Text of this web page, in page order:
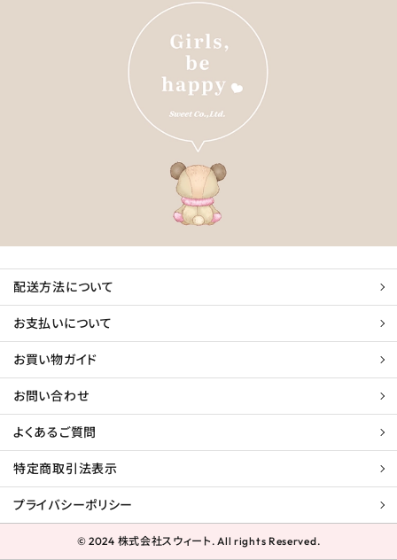
配送方法について
お支払いについて
お買い物ガイド
お問い合わせ
よくあるご質問
特定商取引法表示
プライバシーポリシー
© 2024 株式会社スウィート. All rights Reserved.